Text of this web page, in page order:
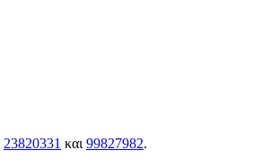
23820331 και 99827982.